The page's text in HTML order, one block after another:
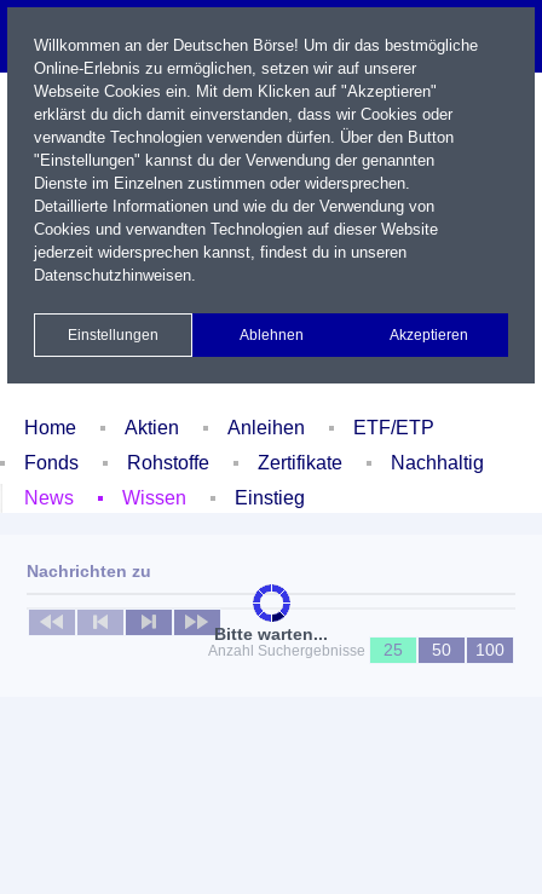
Name / WKN / ISIN / Kürzel
Xetra Realtime
Watchlist Portfolio Login
Home Aktien Anleihen
ETF/ETP
Fonds
Rohstoffe Zertifikate
Nachhaltig
News
Wissen Einstieg
Bitte warten...
Nachrichten zu
Keine News verfügbar
Anzahl Suchergebnisse
25 50 100
Willkommen an der Deutschen Börse! Um dir das bestmögliche
Online-Erlebnis zu ermöglichen, setzen wir auf unserer
Webseite Cookies ein. Mit dem Klicken auf "Akzeptieren"
erklärst du dich damit einverstanden, dass wir Cookies oder
verwandte Technologien verwenden dürfen. Über den Button
"Einstellungen" kannst du der Verwendung der genannten
Dienste im Einzelnen zustimmen oder widersprechen.
Detaillierte Informationen und wie du der Verwendung von
Cookies und verwandten Technologien auf dieser Website
jederzeit widersprechen kannst, findest du in unseren
Datenschutzhinweisen.
Einstellungen Ablehnen Akzeptieren